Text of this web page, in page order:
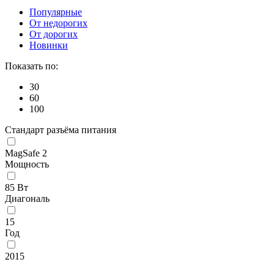
Популярные
От недорогих
От дорогих
Новинки
Показать по:
30
60
100
Стандарт разъёма питания
MagSafe 2
Мощность
85 Вт
Диагональ
15
Год
2015